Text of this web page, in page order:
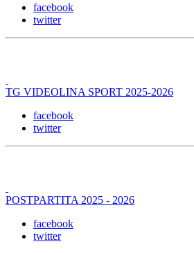
facebook
twitter
TG VIDEOLINA SPORT 2025-2026
facebook
twitter
POSTPARTITA 2025 - 2026
facebook
twitter